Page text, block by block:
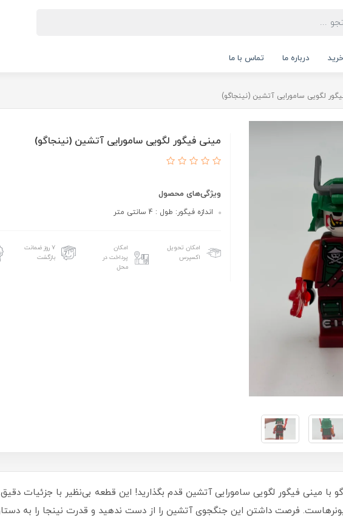
درباره ما تماس با ما
لگویی سامورایی آتشین (نینجاگو)
مینی فیگور لگویی سامورایی آتشین (نینجاگو)
ویژگی‌های محصول
اندازه فیگور: طول : 4 سانتی متر
امکان تحویل
اکسپرس
امکان
پرداخت در
محل
۷ روز ضمانت
بازگشت
با مینی فیگور لگویی سامورایی آتشین قدم بگذارید! این قطعه بی‌نظیر با جزئیات
فرصت داشتن این جنگجوی آتشین را از دست ندهید و قدرت نینجا را به